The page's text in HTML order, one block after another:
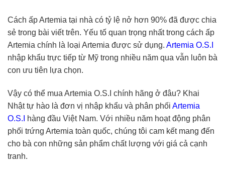
Cách ấp Artemia tại nhà có tỷ lệ nở hơn 90% đã được chia
sẻ trong bài viết trên. Yếu tố quan trọng nhất trong cách ấp
Artemia chính là loại Artemia được sử dụng. Artemia O.S.I
nhập khẩu trực tiếp từ Mỹ trong nhiều năm qua vẫn luôn bà
con ưu tiên lựa chọn.
Vậy có thể mua Artemia O.S.I chính hãng ở đâu? Khai
Nhật tự hào là đơn vị nhập khẩu và phân phối Artemia
O.S.I
hàng đầu Việt Nam. Với nhiều năm hoạt động phân
phối trứng Artemia toàn quốc, chúng tôi cam kết mang đến
cho bà con những sản phẩm chất lượng với giá cả cạnh
tranh.